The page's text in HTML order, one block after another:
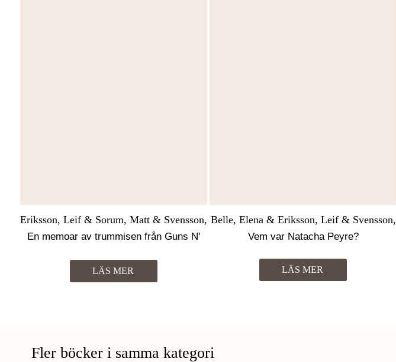
Eriksson, Leif & Sorum, Matt & Svensson,
Martin
En memoar av trummisen från Guns N'
LÄS MER
Belle, Elena & Eriksson, Leif & Svensson,
Martin
Vem var Natacha Peyre?
LÄS MER
Fler böcker i samma kategori